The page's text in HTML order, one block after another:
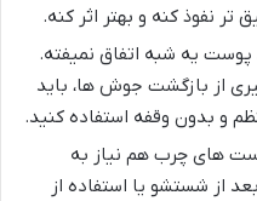
نفوذ کنه و بهتر اثر کنه.
پوست یه شبه اتفاق نمیفته.
از بازگشت جوش ها، باید
و بدون وقفه استفاده کنید.
های چرب هم نیاز به
از شستشو یا استفاده از